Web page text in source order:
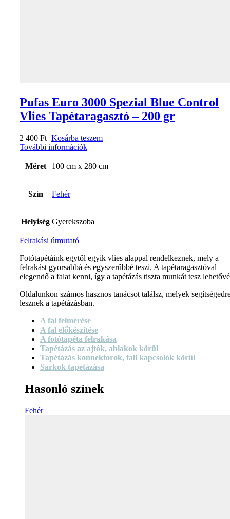
Pufas Euro 3000 Spezial Blue Control
Vlies Tapétaragasztó – 200 gr
2 400 Ft Kosárba teszem
További információk
Méret 100 cm x 280 cm
Szín Fehér
Helyiség Gyerekszoba
Felrakási útmutató
Fotótapétáink egytől egyik vlies alappal rendelkeznek, mely a
felrakást gyorsabbá és egyszerűbbé teszi. A tapétaragasztóval
elegendő a falat kenni, így a tapétázás tiszta munkát tesz
Oldalunkon számos hasznos tanácsot találsz, melyek
lesznek a tapétázásban.
A fal felmérése
A fal előkészítése
A fotótapéta felrakása
Tapétázás az ajtók, ablakok körül
Tapétázás konnektorok, fali kapcsolók körül
Sarkok tapétázása
Hasonló színek
Fehér